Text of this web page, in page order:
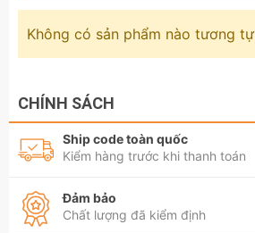
Không có sản phẩm nào tương tự
CHÍNH SÁCH
Ship code toàn quốc
Kiểm hàng trước khi thanh toán
Đảm bảo
Chất lượng đã kiểm định